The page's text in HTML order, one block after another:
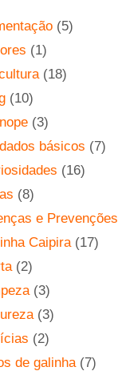
(5)
(1)
(18)
(10)
(3)
básicos (7)
(16)
(8)
e Prevenções
Caipira(17)
(2)
(3)
(3)
(2)
de galinha(7)